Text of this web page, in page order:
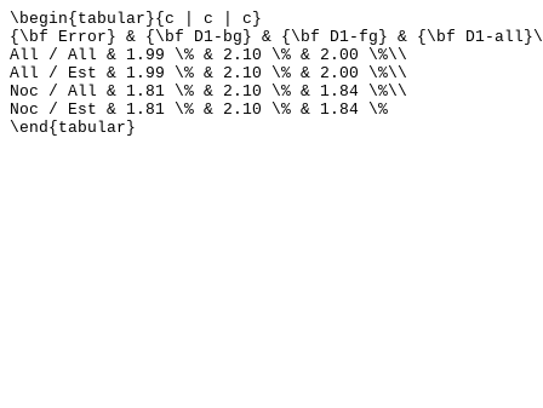
\begin{tabular}{c | c | c}
{\bf Error} & {\bf D1-bg} & {\bf D1-fg} & {\bf D1-
All / All & 1.99 \% & 2.10 \% & 2.00 \%\\
All / Est & 1.99 \% & 2.10 \% & 2.00 \%\\
Noc / All & 1.81 \% & 2.10 \% & 1.84 \%\\
Noc / Est & 1.81 \% & 2.10 \% & 1.84 \%
\end{tabular}